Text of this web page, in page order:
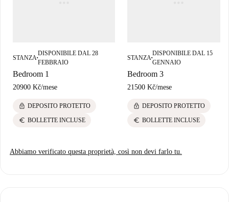
STANZA ■
DISPONIBILE DAL 28
FEBBRAIO
Bedroom 1
20900 Kč/mese
lock DEPOSITO PROTETTO
euro BOLLETTE INCLUSE
STANZA ■
DISPONIBILE DAL 15
GENNAIO
Bedroom 3
21500 Kč/mese
lock DEPOSITO PROTETTO
euro BOLLETTE INCLUSE
Abbiamo verificato questa proprietà, così non devi farlo tu.